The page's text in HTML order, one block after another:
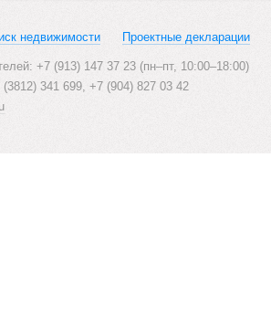
недвижимости Проектные декларации
+7 (913) 147 37 23 (пн–пт, 10:00–18:00)
341 699, +7 (904) 827 03 42